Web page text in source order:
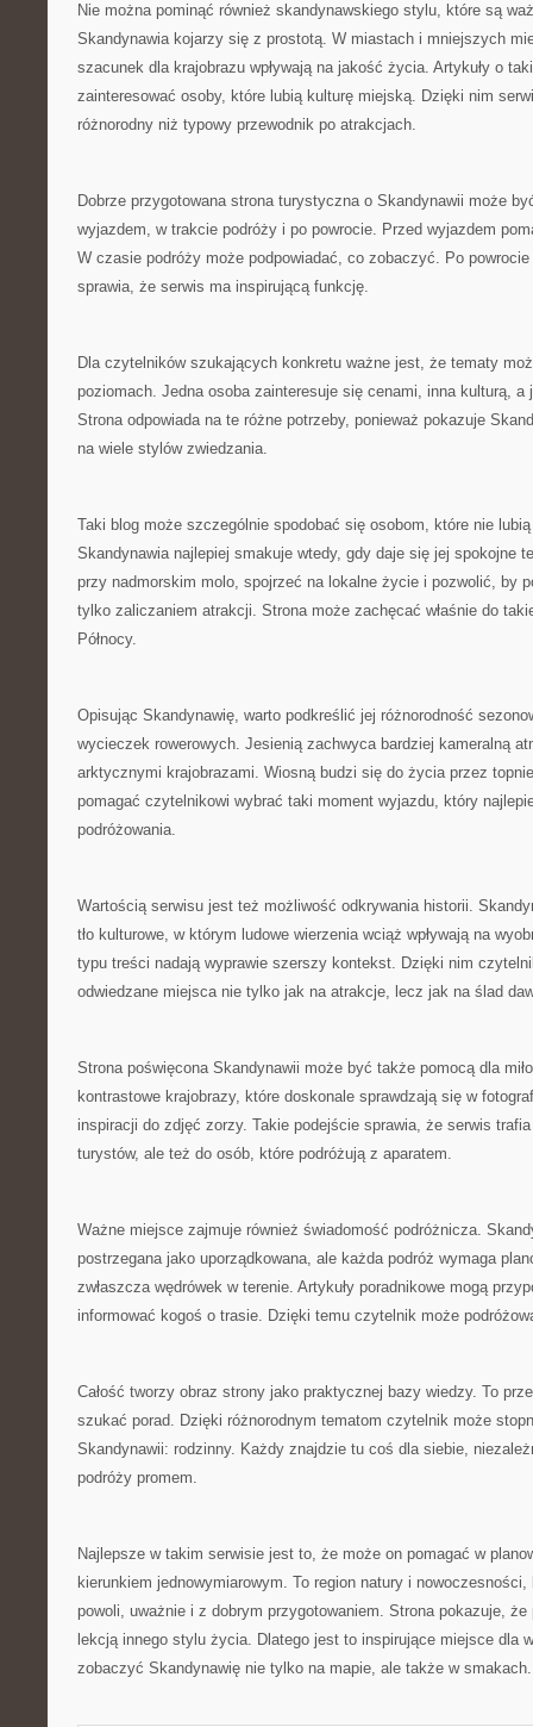
Nie można pominąć również skandynawskiego stylu, które są
Skandynawia kojarzy się z prostotą. W miastach i mniejszych
szacunek dla krajobrazu wpływają na jakość życia. Artykuły o
zainteresować osoby, które lubią kulturę miejską. Dzięki nim
różnorodny niż typowy przewodnik po atrakcjach.
Dobrze przygotowana strona turystyczna o Skandynawii może
wyjazdem, w trakcie podróży i po powrocie. Przed wyjazdem
W czasie podróży może podpowiadać, co zobaczyć. Po powrocie
sprawia, że serwis ma inspirującą funkcję.
Dla czytelników szukających konkretu ważne jest, że tematy
poziomach. Jedna osoba zainteresuje się cenami, inna kulturą, a
Strona odpowiada na te różne potrzeby, ponieważ pokazuje
na wiele stylów zwiedzania.
Taki blog może szczególnie spodobać się osobom, które nie
Skandynawia najlepiej smakuje wtedy, gdy daje się jej spokojne
przy nadmorskim molo, spojrzeć na lokalne życie i pozwolić, by
tylko zaliczaniem atrakcji. Strona może zachęcać właśnie do
Północy.
Opisując Skandynawię, warto podkreślić jej różnorodność
wycieczek rowerowych. Jesienią zachwyca bardziej kameralną
arktycznymi krajobrazami. Wiosną budzi się do życia przez
pomagać czytelnikowi wybrać taki moment wyjazdu, który
podróżowania.
Wartością serwisu jest też możliwość odkrywania historii.
tło kulturowe, w którym ludowe wierzenia wciąż wpływają na
typu treści nadają wyprawie szerszy kontekst. Dzięki nim
odwiedzane miejsca nie tylko jak na atrakcje, lecz jak na ślad
Strona poświęcona Skandynawii może być także pomocą dla
kontrastowe krajobrazy, które doskonale sprawdzają się w
inspiracji do zdjęć zorzy. Takie podejście sprawia, że serwis
turystów, ale też do osób, które podróżują z aparatem.
Ważne miejsce zajmuje również świadomość podróżnicza.
postrzegana jako uporządkowana, ale każda podróż wymaga
zwłaszcza wędrówek w terenie. Artykuły poradnikowe mogą
informować kogoś o trasie. Dzięki temu czytelnik może
Całość tworzy obraz strony jako praktycznej bazy wiedzy. To
szukać porad. Dzięki różnorodnym tematom czytelnik może
Skandynawii: rodzinny. Każdy znajdzie tu coś dla siebie,
podróży promem.
Najlepsze w takim serwisie jest to, że może on pomagać w
kierunkiem jednowymiarowym. To region natury i
powoli, uważnie i z dobrym przygotowaniem. Strona pokazuje, że
lekcją innego stylu życia. Dlatego jest to inspirujące miejsce dla
zobaczyć Skandynawię nie tylko na mapie, ale także w smakach.